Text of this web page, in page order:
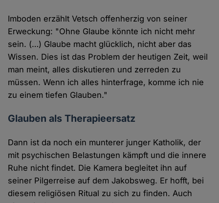
Imboden erzählt Vetsch offenherzig von seiner
Erweckung: "Ohne Glaube könnte ich nicht mehr
sein. (…) Glaube macht glücklich, nicht aber das
Wissen. Dies ist das Problem der heutigen Zeit, weil
man meint, alles diskutieren und zerreden zu
müssen. Wenn ich alles hinterfrage, komme ich nie
zu einem tiefen Glauben."
Glauben als Therapieersatz
Dann ist da noch ein munterer junger Katholik, der
mit psychischen Belastungen kämpft und die innere
Ruhe nicht findet. Die Kamera begleitet ihn auf
seiner Pilgerreise auf dem Jakobsweg. Er hofft, bei
diesem religiösen Ritual zu sich zu finden. Auch